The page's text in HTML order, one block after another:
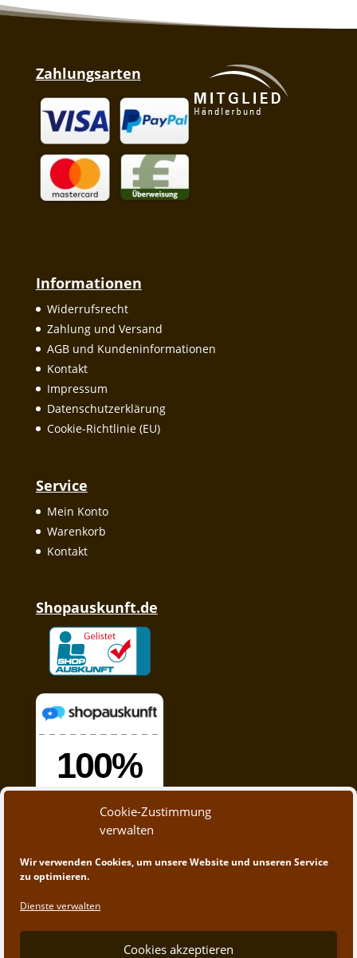
Cookie-Zustimmung
verwalten
Wir verwenden Cookies, um unsere Website und unseren Service
zu optimieren.
Dienste verwalten
Cookies akzeptieren
Zahlungsarten
Informationen
Widerrufsrecht
Zahlung und Versand
AGB und Kundeninformationen
Kontakt
Impressum
Datenschutzerklärung
Cookie-Richtlinie (EU)
Service
Mein Konto
Warenkorb
Kontakt
Shopauskunft.de